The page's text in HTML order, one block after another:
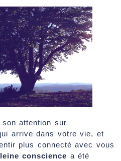
attention sur
arrive dans votre vie, et
plus connecté avec vous
conscience a été